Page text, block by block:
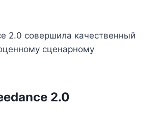
2.0 совершила качественный
сценарному
2.0